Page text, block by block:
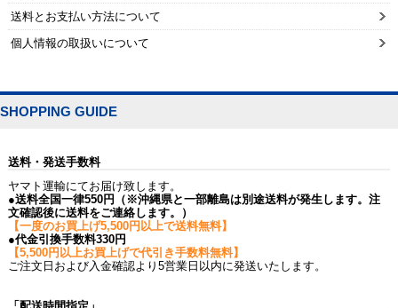
送料とお支払い方法について
個人情報の取扱いについて
SHOPPING GUIDE
送料・発送手数料
ヤマト運輸にてお届け致します。
●送料全国一律550円（※沖縄県と一部離島は別途送料が発生します。注
文確認後に送料をご連絡します。）
【一度のお買上げ5,500円以上で送料無料】
●代金引換手数料330円
【5,500円以上お買上げで代引き手数料無料】
ご注文日および入金確認より5営業日以内に発送いたします。